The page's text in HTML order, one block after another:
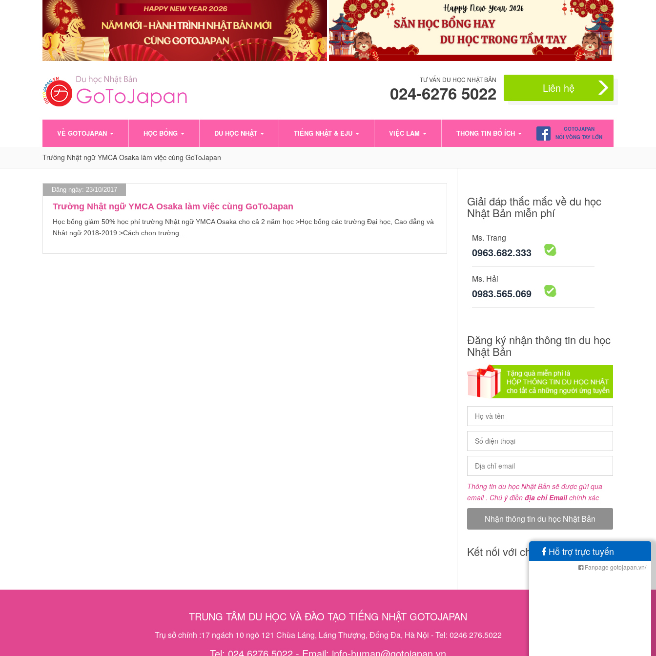
TƯ VẤN DU HỌC NHẬT BẢN
024-6276 5022 Liên hệ
VỀ GOTOJAPAN HỌC BỔNG DU HỌC NHẬT TIẾNG NHẬT & EJU VIỆC LÀM THÔNG TIN BỔ ÍCH
GOTOJAPAN
NỐI VÒNG TAY LỚN
Trường Nhật ngữ YMCA Osaka làm việc cùng GoToJapan
Đăng ngày: 23/10/2017
Trường Nhật ngữ YMCA Osaka làm việc cùng GoToJapan
Học bổng giảm 50% học phí trường Nhật ngữ YMCA Osaka cho cả 2 năm học >Học bổng các trường Đại học, Cao đẳng và
Nhật ngữ 2018-2019 >Cách chọn trường…
Giải đáp thắc mắc về du học
Nhật Bản miễn phí
Ms. Trang
0963.682.333
Ms. Hải
0983.565.069
Đăng ký nhận thông tin du học
Nhật Bản
Thông tin du học Nhật Bản sẽ được gửi qua
email . Chú ý điền địa chỉ Emailchính xác
Kết nối với chúng tôi
TRUNG TÂM DU HỌC VÀ ĐÀO TẠO TIẾNG NHẬT GOTOJAPAN
Trụ sở chính :17 ngách 10 ngõ 121 Chùa Láng, Láng Thượng, Đống Đa, Hà Nội - Tel: 0246 276.5022
Hỗ trợ trực tuyến
Fanpage gotojapan.vn/